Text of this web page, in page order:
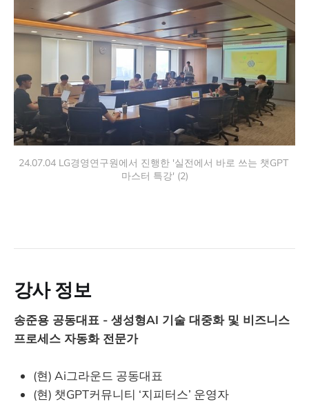
24.07.04 LG경영연구원에서 진행한 '실전에서 바로 쓰는 챗GPT
마스터 특강' (2)
강사 정보
송준용 공동대표 - 생성형AI 기술 대중화 및 비즈니스
프로세스 자동화 전문가
(현) Ai그라운드 공동대표
(현) 챗GPT커뮤니티 ‘지피터스’ 운영자